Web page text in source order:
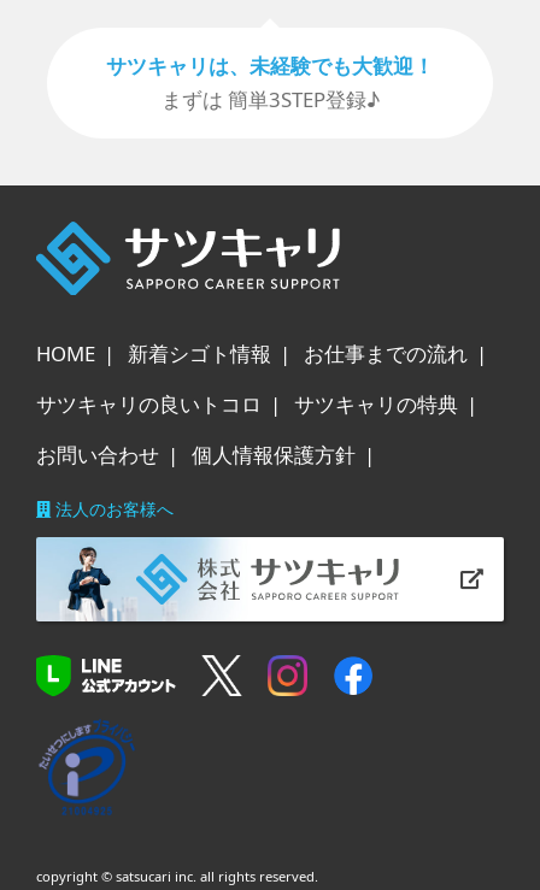
サツキャリは、未経験でも⼤歓迎！
まずは 簡単3STEP登録♪
HOME 新着シゴト情報
お仕事までの流れ
サツキャリの良いトコロ
サツキャリの特典
お問い合わせ
個人情報保護方針
法人のお客様へ
copyright © satsucari inc. all rights reserved.